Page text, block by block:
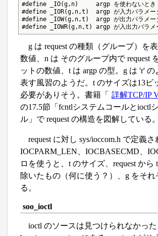
#define _IO(g,n)     argp を使わないとき
#define _IOR(g,n,t)  argp が入力パラメー
#define _IOW(g,n,t)  argp が出力パラメー
#define _IOWR(g,n,t) argp が入出力パラメ
g は request の種類（グループ）を
数値、n は そのグループ内で request
ットの数値、t は argp の型。g は 'r'
表す風習のようだ。t のサイズは13ビ
必要がありそう。書籍「
詳解TCP/IP
の17.5節「fcntlシステムコールとioctl
ル」で request の構造を図解している。
request に対し sys/ioccom.h で定義
IOCPARM_LEN、IOCBASECMD、
ロを使うと、t のサイズ、request から
除いたもの（何に使う？）、g をそ
る。
soo_ioctl
ioctl のソースは見つけられなかった